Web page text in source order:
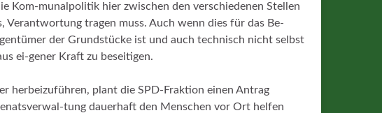
Kom-munalpolitik hier zwischen den verschiedenen Stellen
Verantwortung tragen muss. Auch wenn dies für das Be-
der Grundstücke ist und auch technisch nicht selbst
ei-gener Kraft zu beseitigen.
herbeizuführen, plant die SPD-Fraktion einen Antrag
tung dauerhaft den Menschen vor Ort helfen